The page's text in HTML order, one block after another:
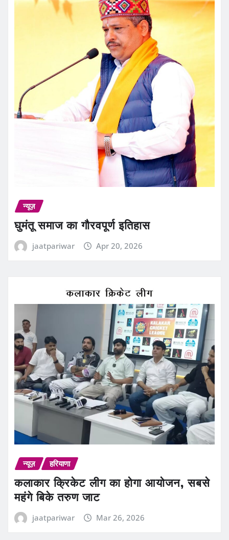
न्यूज़
घुमंतू समाज का गौरवपूर्ण इतिहास
jaatpariwar Apr 20, 2026
न्यूज़ हरियाणा
कलाकार क्रिकेट लीग का होगा आयोजन, सबसे
महंगे बिके तरुण जाट
jaatpariwar Mar 26, 2026